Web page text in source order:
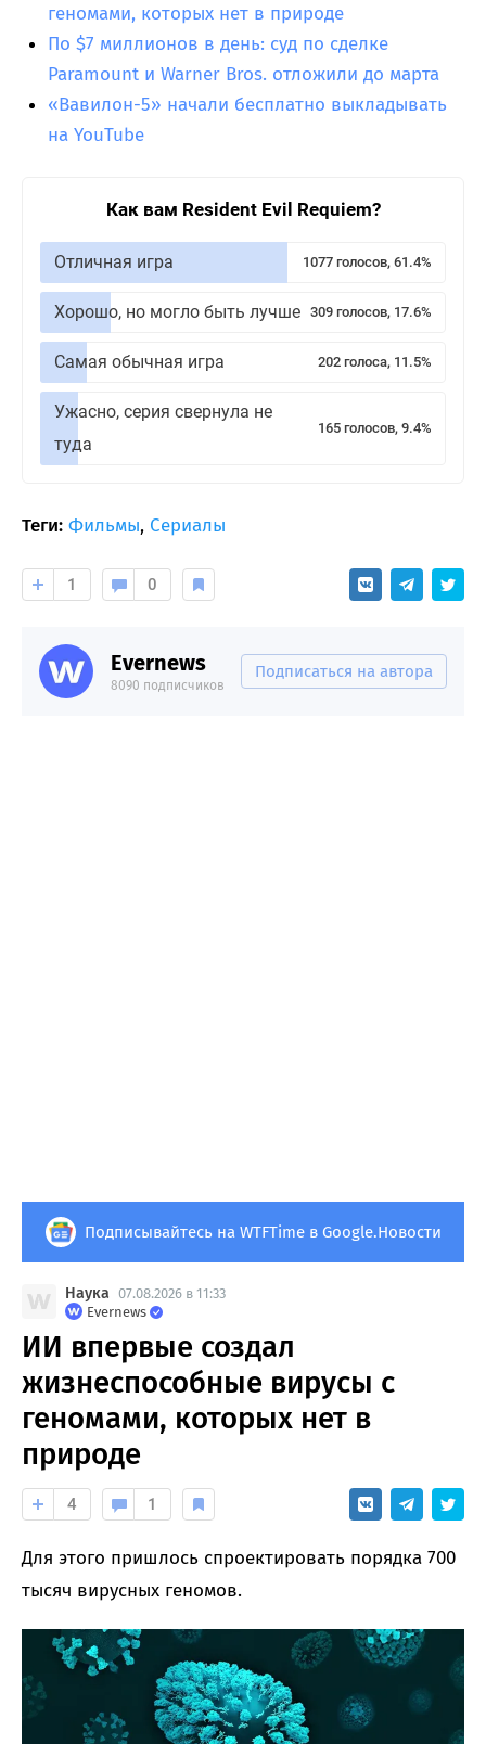
геномами, которых нет в природе
По $7 миллионов в день: суд по сделке
Paramount и Warner Bros. отложили до марта
«Вавилон-5» начали бесплатно выкладывать
на YouTube
Как вам Resident Evil Requiem?
Отличная игра 1077 голосов, 61.4%
Хорошо, но могло быть лучше 309 голосов, 17.6%
Самая обычная игра 202 голоса, 11.5%
Ужасно, серия свернула не
туда
165 голосов, 9.4%
Теги: Фильмы, Сериалы
1 0
Evernews
8090 подписчиков
Подписаться на автора
Подписывайтесь на WTFTime в Google.Новости
Наука 07.08.2026 в 11:33
Evernews
ИИ впервые создал
жизнеспособные вирусы с
геномами, которых нет в
природе
4 1
Для этого пришлось спроектировать порядка 700
тысяч вирусных геномов.